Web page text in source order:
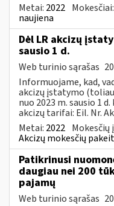
Metai: 2022 Mokesčiai:
naujiena
Dėl LR akcizų
sausio 1 d.
Web turinio sąrašas
Informuojame, kad,
akcizų įstatymo (toliau
nuo 2023 m. sausio 1
akcizų tarifai: Eil. Nr.
Metai: 2022
Akcizų mokesčių
Patikrinusi
daugiau nei 200
pajamų
Web turinio sąrašas